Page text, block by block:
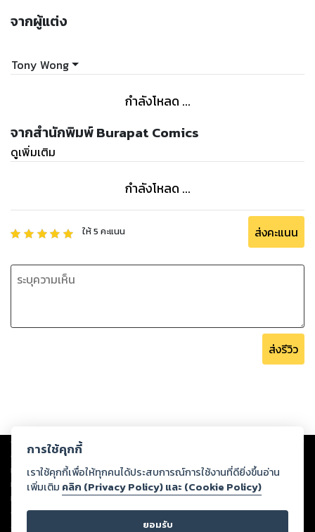
จากผู้แต่ง
Tony Wong
กำลังโหลด ...
จากสำนักพิมพ์ Burapat Comics
ดูเพิ่มเติม
กำลังโหลด ...
ให้5 คะแนน ส่งคะแนน
ส่งรีวิว
Copyright © 2026
ต่อผลงานหรือเนื้อหาใดที่อัปโหลดผ่านเว็บไซต์และปรากฏว่าละเมิดสิทธิใน
ทรัพย์สินทางปัญญาของบุคคลอื่นหรือขัดต่อกฎหมายและศีลธรรม ดังนั้น ผู้อ่าน
ทุกท่านโปรดใช้วิจารณญาณในการกลั่นกรองด้วยตนเอง และหากท่านพบว่าส่วน
หนึ่งส่วนใดขัดต่อกฎหมายและศีลธรรม กรุณาแจ้งมายังบริษัท เพื่อทีมงานจะได้
ดำเนินการในทันที ทั้งนี้ ทางสตอรี่ล็อกขอสงวนลิขสิทธิ์ตามพระราชบัญญัติ
ลิขสิทธิ์ พ.ศ. 2537 (ฉบับล่าสุด)
การใช้คุกกี้
เราใช้คุกกี้เพื่อให้ทุกคนได้ประสบการณ์การใช้งานที่ดียิ่งขึ้นอ่าน
เพิ่มเติม คลิก (Privacy Policy) และ (Cookie Policy)
ยอมรับ